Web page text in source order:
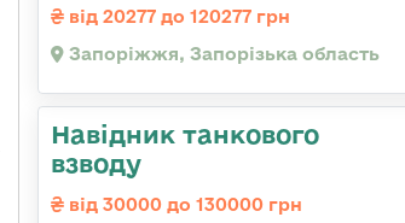
від 20277 до 120277 грн
Запоріжжя, Запорізька область
Навідник танкового
взводу
від 30000 до 130000 грн